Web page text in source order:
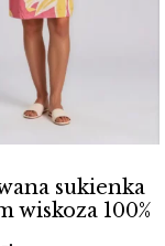
sukienka
wiskoza 100%